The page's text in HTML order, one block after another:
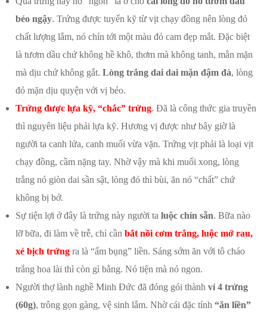
béo ngậy. Trứng được tuyển kỹ từ vịt chạy đồng nên lòng đỏ
chất lượng lắm, nó chín tới một màu đỏ cam đẹp mắt. Đặc biệt
là tươm dầu chứ không hề khô, thơm mà không tanh, mằn mặn
mà dịu chứ không gắt. Lòng trắng dai dai mặn đậm đà, lòng
đỏ mặn dịu quyện với vị béo.
Trứng được lựa kỹ, “chắc” trứng. Đã là công thức gia truyền
thì nguyên liệu phải lựa kỹ. Hương vị được như bây giờ là
người ta canh lửa, canh muối vừa vặn. Trứng vịt phải là loại vịt
chạy đồng, cầm nặng tay. Nhờ vậy mà khi muối xong, lòng
trắng nó giòn dai sần sật, lòng đỏ thì bùi, ăn nó “chất” chứ
không bị bở.
Sự tiện lợi ở đây là trứng này người ta luộc chín sẵn. Bữa nào
lỡ bữa, đi làm về trễ, chỉ cần bắt nồi cơm trắng, luộc mớ rau,
xé bịch trứng ra là “ấm bụng” liền. Sáng sớm ăn với tô cháo
trắng hoa lài thì còn gì bằng. Nó tiện mà nó ngon.
Người thợ lành nghề Minh Đức đã đóng gói thành vỉ 4 trứng
(60g), trông gọn gàng, vệ sinh lắm. Nhờ cái đặc tính “ăn liền”